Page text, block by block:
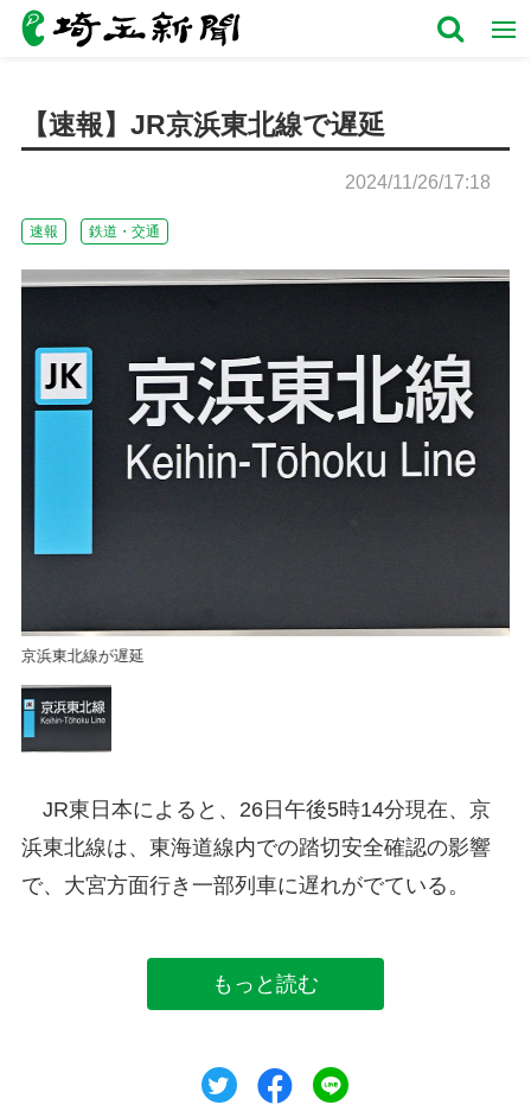
【速報】JR京浜東北線で遅延
2024/11/26/17:18
速報 鉄道・交通
京浜東北線が遅延
JR東日本によると、26日午後5時14分現在、京
浜東北線は、東海道線内での踏切安全確認の影響
で、大宮方面行き一部列車に遅れがでている。
もっと読む
ツイートシェア